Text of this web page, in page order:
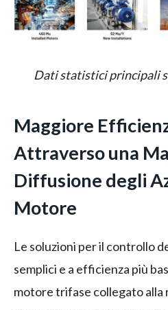
Dati statistici principali
Maggiore
Attraverso una
Diffusione degli
Motore
Le soluzioni per il controllo
semplici e a efficienza più
motore trifase collegato alla